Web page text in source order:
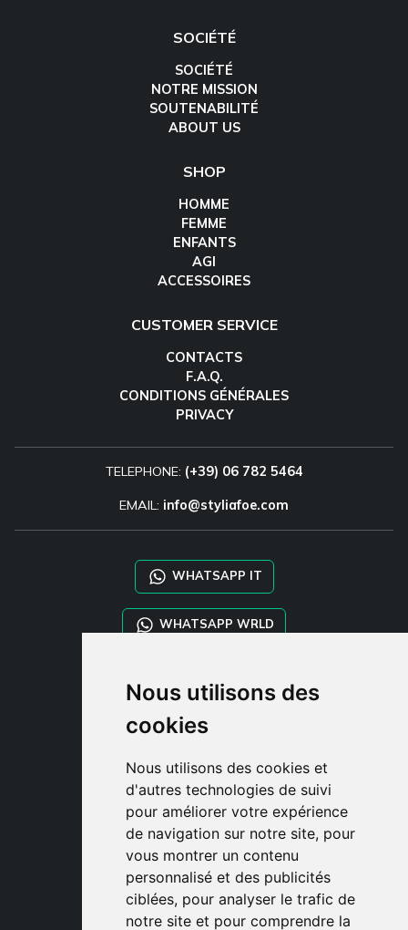
Nous utilisons des
cookies
Nous utilisons des cookies et
d'autres technologies de suivi
pour améliorer votre expérience
de navigation sur notre site, pour
vous montrer un contenu
personnalisé et des publicités
ciblées, pour analyser le trafic de
notre site et pour comprendre la
SOCIÉTÉ
SOCIÉTÉ
NOTRE MISSION
SOUTENABILITÉ
ABOUT US
SHOP
HOMME
FEMME
ENFANTS
AGI
ACCESSOIRES
CUSTOMER SERVICE
CONTACTS
F.A.Q.
CONDITIONS GÉNÉRALES
PRIVACY
TELEPHONE: (+39) 06 782 5464
EMAIL: info@styliafoe.com
WHATSAPP IT
WHATSAPP WRLD
STYLIA SERVICES
SHOP B2B
TAYLOR MADE ORDERS
CLIENT
ENREGISTRE-TOI
ACCÈS
PANIER